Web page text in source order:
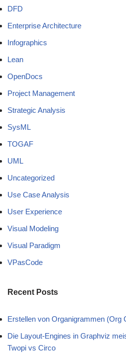
DFD
Enterprise Architecture
Infographics
Lean
OpenDocs
Project Management
Strategic Analysis
SysML
TOGAF
UML
Uncategorized
Use Case Analysis
User Experience
Visual Modeling
Visual Paradigm
VPasCode
Recent Posts
Erstellen von Organigrammen (Org
Die Layout-Engines in Graphviz
Twopi vs Circo